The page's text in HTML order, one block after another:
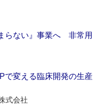
らない』事業へ 非常用
で変える臨床開発の生産
式会社